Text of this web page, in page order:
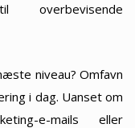
overbevisende
niveau? Omfavn
i dag. Uanset om
e-mails eller